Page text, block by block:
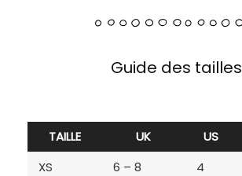
Guide des tailles
TAILLE UK US
XS
6 – 8 4